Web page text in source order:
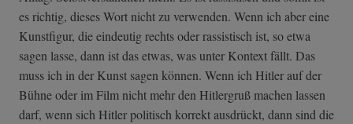
es richtig, dieses Wort nicht zu verwenden. Wenn ich aber eine
Kunstfigur, die eindeutig rechts oder rassistisch ist, so etwa
sagen lasse, dann ist das etwas, was unter Kontext fällt. Das
muss ich in der Kunst sagen können. Wenn ich Hitler auf der
Bühne oder im Film nicht mehr den Hitlergruß machen lassen
darf, wenn sich Hitler politisch korrekt ausdrückt, dann sind die